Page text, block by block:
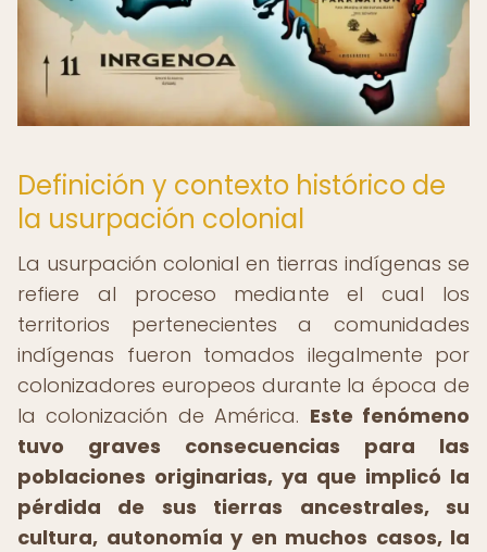
Definición y contexto histórico de
la usurpación colonial
La usurpación colonial en tierras indígenas se
refiere al proceso mediante el cual los
territorios pertenecientes a comunidades
indígenas fueron tomados ilegalmente por
colonizadores europeos durante la época de
la colonización de América. Este fenómeno
tuvo graves consecuencias para las
poblaciones originarias, ya que implicó la
pérdida de sus tierras ancestrales, su
cultura, autonomía y en muchos casos, la